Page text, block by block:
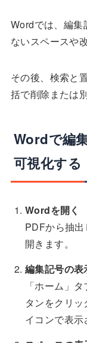
Wordでは、編集
ないスペースや
その後、検索と
括で削除または
Wordで編
可視化する
Wordを開く
PDFから抽
開きます。
編集記号の表
「ホーム」
タンをクリ
イコンで表示